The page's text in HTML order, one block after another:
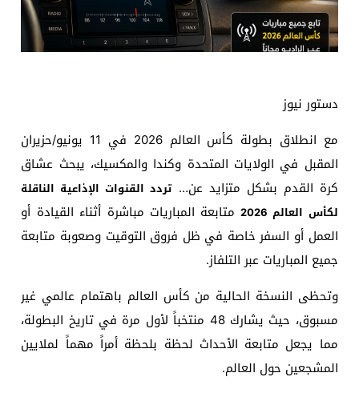
دستور نيوز
مع انطلاق بطولة كأس العالم 2026 في 11 يونيو/حزيران
المقبل في الولايات المتحدة وكندا والمكسيك، يبحث عشاق
كرة القدم بشكل متزايد عن… تردد القنوات الإذاعية الناقلة
لكأس العالم 2026
متابعة المباريات مباشرة أثناء القيادة أو
العمل أو السفر خاصة في ظل فروق التوقيت وصعوبة متابعة
جميع المباريات عبر التلفاز.
وتحظى النسخة الحالية من كأس العالم باهتمام عالمي غير
مسبوق، حيث يشارك 48 منتخباً لأول مرة في تاريخ البطولة،
مما يجعل متابعة الأحداث لحظة بلحظة أمراً مهماً لملايين
المشجعين حول العالم.